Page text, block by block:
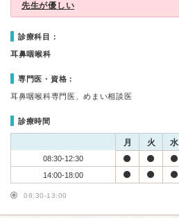
先生が優しい
診療科目：
耳鼻咽喉科
専門医・資格：
耳鼻咽喉科専門医、めまい相談医
診療時間
月 火 水
08:30-12:30
14:00-18:00
08:30-13:00